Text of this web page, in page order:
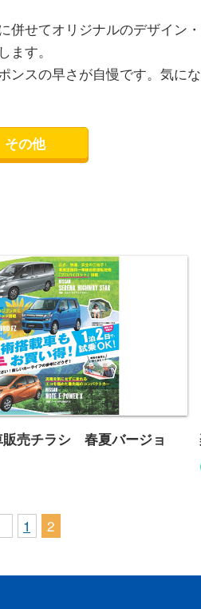
せてオリジナルのデザイン
す。
スの早さが自慢です。気に
その他
車販売チラシ 春夏バ
売チラシ 春夏バージョ
1 2